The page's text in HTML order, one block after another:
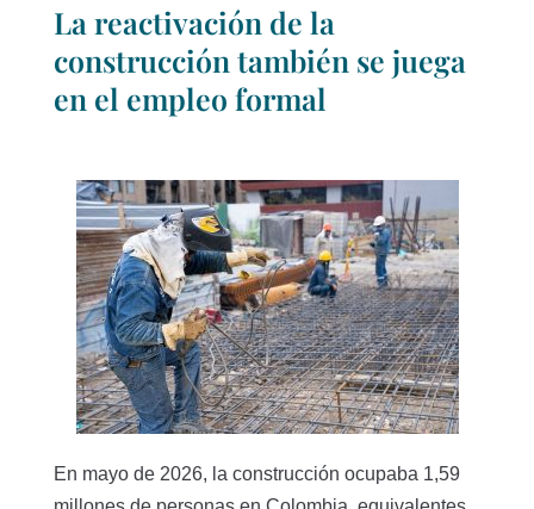
La reactivación de la
construcción también se juega
en el empleo formal
En mayo de 2026, la construcción ocupaba 1,59